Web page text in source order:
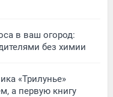
в ваш огород:
без химии
«Трилунье»
а первую книгу